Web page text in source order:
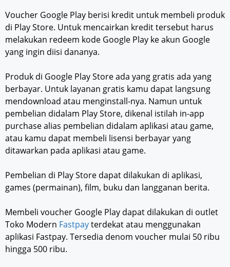
Voucher Google Play berisi kredit untuk membeli produk
di Play Store. Untuk mencairkan kredit tersebut harus
melakukan redeem kode Google Play ke akun Google
yang ingin diisi dananya.
Produk di Google Play Store ada yang gratis ada yang
berbayar. Untuk layanan gratis kamu dapat langsung
mendownload atau menginstall-nya. Namun untuk
pembelian didalam Play Store, dikenal istilah in-app
purchase alias pembelian didalam aplikasi atau game,
atau kamu dapat membeli lisensi berbayar yang
ditawarkan pada aplikasi atau game.
Pembelian di Play Store dapat dilakukan di aplikasi,
games (permainan), film, buku dan langganan berita.
Membeli voucher Google Play dapat dilakukan di outlet
Toko Modern Fastpayterdekat atau menggunakan
aplikasi Fastpay. Tersedia denom voucher mulai 50 ribu
hingga 500 ribu.